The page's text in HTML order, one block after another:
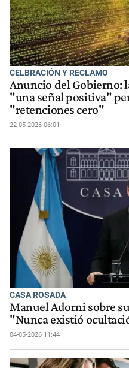
CELBRACIÓN Y RECLAMO
Anuncio del Gobierno:
"una señal positiva"
"retenciones cero"
22-05-2026 06:01
CASA ROSADA
Manuel Adorni sobre
"Nunca existió
04-05-2026 11:44